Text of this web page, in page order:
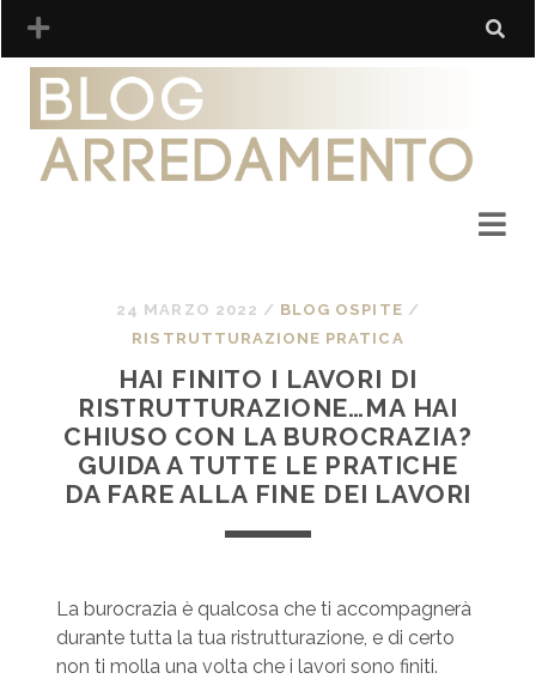
24 MARZO 2022 / BLOG OSPITE /
RISTRUTTURAZIONE PRATICA
HAI FINITO I LAVORI DI
RISTRUTTURAZIONE…MA HAI
CHIUSO CON LA BUROCRAZIA?
GUIDA A TUTTE LE PRATICHE
DA FARE ALLA FINE DEI LAVORI
La burocrazia è qualcosa che ti accompagnerà
durante tutta la tua ristrutturazione, e di certo
non ti molla una volta che i lavori sono finiti.